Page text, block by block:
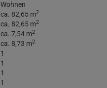
Wohnen
ca. 82,65 m2
ca. 82,65 m2
ca. 7,54 m2
ca. 8,73 m2
1
1
1
1